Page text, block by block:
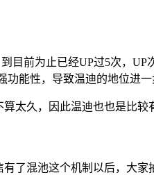
目前为止已经UP过5次，
能性，导致温迪的地位进一
太久，因此温迪也也是比较
了混池这个机制以后，大